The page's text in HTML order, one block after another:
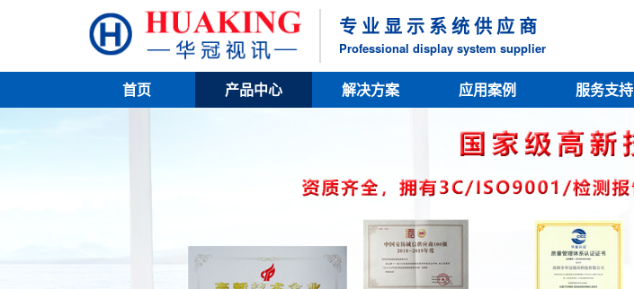
专 业 显 示 系 统 供 应 商
Professional display system supplier
首页 产品中心 解决方案 应用案例 服务支持